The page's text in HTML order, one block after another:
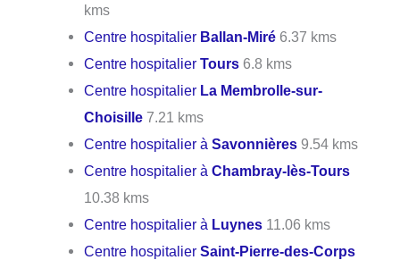
kms
Centre hospitalier Ballan-Miré 6.37 kms
Centre hospitalierTours 6.8 kms
Centre hospitalier La Membrolle-sur-
Choisille 7.21 kms
Centre hospitalier àSavonnières 9.54 kms
Centre hospitalier àChambray-lès-Tours
10.38 kms
Centre hospitalier à Luynes 11.06 kms
Centre hospitalierSaint-Pierre-des-Corps